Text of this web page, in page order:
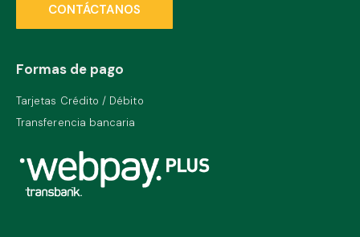
CONTÁCTANOS
Formas de pago
Tarjetas Crédito / Débito
Transferencia bancaria